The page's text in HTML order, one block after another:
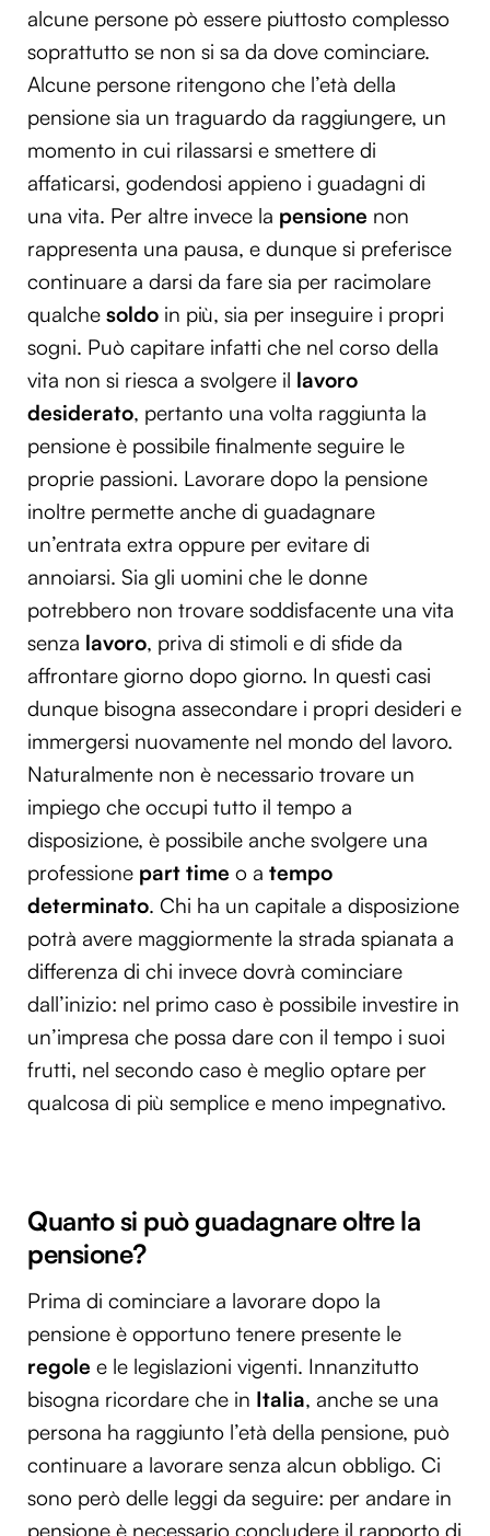
alcune persone pò essere piuttosto complesso
soprattutto se non si sa da dove cominciare.
Alcune persone ritengono che l’età della
pensione sia un traguardo da raggiungere, un
momento in cui rilassarsi e smettere di
affaticarsi, godendosi appieno i guadagni di
una vita. Per altre invece la pensione non
rappresenta una pausa, e dunque si preferisce
continuare a darsi da fare sia per racimolare
qualche soldo in più, sia per inseguire i propri
sogni. Può capitare infatti che nel corso della
vita non si riesca a svolgere il lavoro
desiderato, pertanto una volta raggiunta la
pensione è possibile finalmente seguire le
proprie passioni. Lavorare dopo la pensione
inoltre permette anche di guadagnare
un’entrata extra oppure per evitare di
annoiarsi. Sia gli uomini che le donne
potrebbero non trovare soddisfacente una vita
senza lavoro, priva di stimoli e di sfide da
affrontare giorno dopo giorno. In questi casi
dunque bisogna assecondare i propri desideri e
immergersi nuovamente nel mondo del lavoro.
Naturalmente non è necessario trovare un
impiego che occupi tutto il tempo a
disposizione, è possibile anche svolgere una
professione part time o a tempo
determinato. Chi ha un capitale a disposizione
potrà avere maggiormente la strada spianata a
differenza di chi invece dovrà cominciare
dall’inizio: nel primo caso è possibile investire in
un’impresa che possa dare con il tempo i suoi
frutti, nel secondo caso è meglio optare per
qualcosa di più semplice e meno impegnativo.
Quanto si può guadagnare oltre la
pensione?
Prima di cominciare a lavorare dopo la
pensione è opportuno tenere presente le
regole e le legislazioni vigenti. Innanzitutto
bisogna ricordare che in Italia, anche se una
persona ha raggiunto l’età della pensione, può
continuare a lavorare senza alcun obbligo. Ci
sono però delle leggi da seguire: per andare in
pensione è necessario concludere il rapporto di